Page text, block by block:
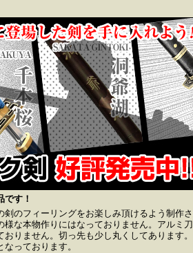
です！
剣のフィーリングをお楽しみ頂けるよう制作
な本物作りにはなっておりません。アルミ
りません。切っ先も少し丸くしてあります
っております。